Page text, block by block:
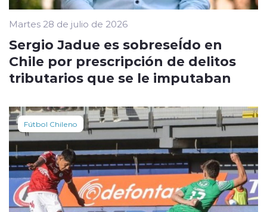
Martes 28 de julio de 2026
Sergio Jadue es sobreseÍdo en
Chile por prescripción de delitos
tributarios que se le imputaban
Fútbol Chileno